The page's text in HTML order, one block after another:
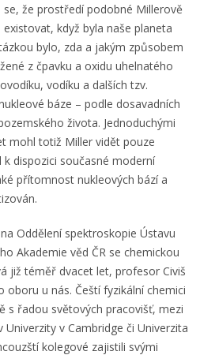
že prostředí podobné Millerově
když byla naše planeta
bylo, zda a jakým způsobem
z čpavku a oxidu uhelnatého
vodíku a dalších tzv.
báze – podle dosavadních
života. Jednoduchými
mohl totiž Miller vidět pouze
dispozici současné moderní
přítomnost nukleových bází a
Oddělení spektroskopie Ústavu
Akademie věd ČR se chemickou
již téměř dvacet let, profesor Civiš
u nás. Čeští fyzikální chemici
s řadou světových pracovišť, mezi
v Cambridge či Univerzita
kolegové zajistili svými